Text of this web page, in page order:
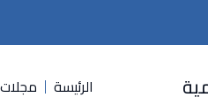
الرئيسة